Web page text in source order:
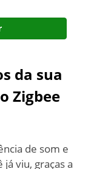
da sua
Zigbee
de som e
viu, graças a